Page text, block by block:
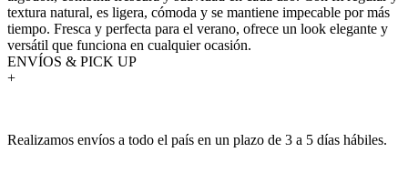
textura natural, es ligera, cómoda y se mantiene impecable por más
tiempo. Fresca y perfecta para el verano, ofrece un look elegante y
versátil que funciona en cualquier ocasión.
ENVÍOS & PICK UP
+
Realizamos envíos a todo el país en un plazo de 3 a 5 días hábiles.